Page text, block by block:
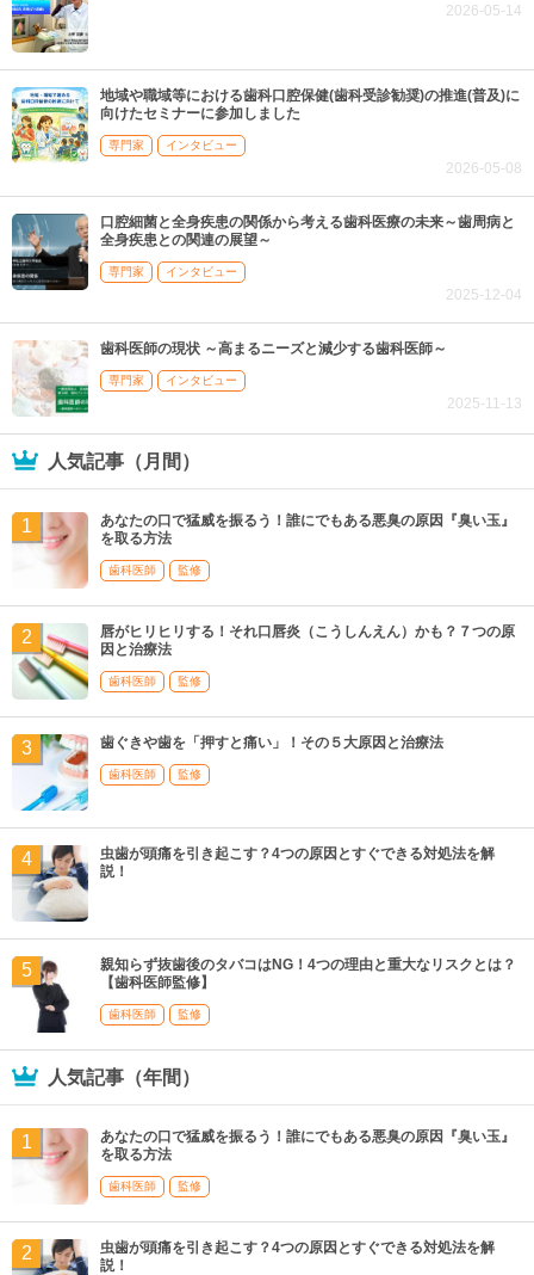
2026-05-14
地域や職域等における歯科口腔保健(歯科受診勧奨)の推進(普及)に
向けたセミナーに参加しました
専門家 インタビュー
2026-05-08
口腔細菌と全身疾患の関係から考える歯科医療の未来～歯周病と
全身疾患との関連の展望～
専門家 インタビュー
2025-12-04
歯科医師の現状 ～高まるニーズと減少する歯科医師～
専門家 インタビュー
2025-11-13
人気記事（月間）
あなたの口で猛威を振るう！誰にでもある悪臭の原因『臭い玉』
を取る方法
歯科医師 監修
唇がヒリヒリする！それ口唇炎（こうしんえん）かも？７つの原
因と治療法
歯科医師 監修
歯ぐきや歯を「押すと痛い」！その５大原因と治療法
歯科医師 監修
虫歯が頭痛を引き起こす？4つの原因とすぐできる対処法を解
説！
親知らず抜歯後のタバコはNG！4つの理由と重大なリスクとは？
【歯科医師監修】
歯科医師 監修
人気記事（年間）
あなたの口で猛威を振るう！誰にでもある悪臭の原因『臭い玉』
を取る方法
歯科医師 監修
虫歯が頭痛を引き起こす？4つの原因とすぐできる対処法を解
説！